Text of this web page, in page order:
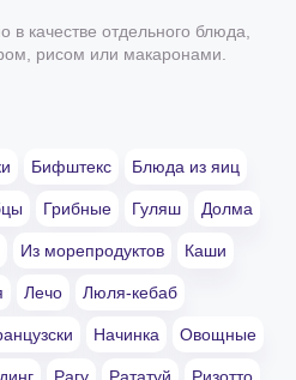
качестве отдельного блюда,
рисом или макаронами.
Бифштекс Блюда из яиц
Грибные Гуляш Долма
Из морепродуктов Каши
Лечо Люля-кебаб
Начинка Овощные
Рагу Рататуй Ризотто